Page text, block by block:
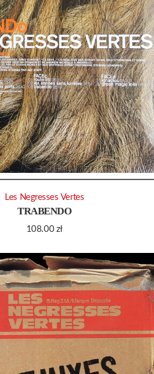
TRABENDO
108.00 zł
Les Negresses Vertes